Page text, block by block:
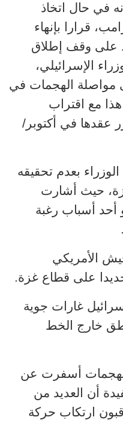
أنه في حال اتخاذ
قرارا بإنهاء
على وقف إطلاق
الإسرائيلي،
مواصلة الهجمات في
مع اقتراب
عقدها في أكتوبر/
بعدم تحقيقه
حيث أشارت
أحد أسباب رغبة
الأمريكي
على قطاع غزة.
غارات جوية
خارج الخط
أسفرت عن
أن العديد من
ارتكاب حركة